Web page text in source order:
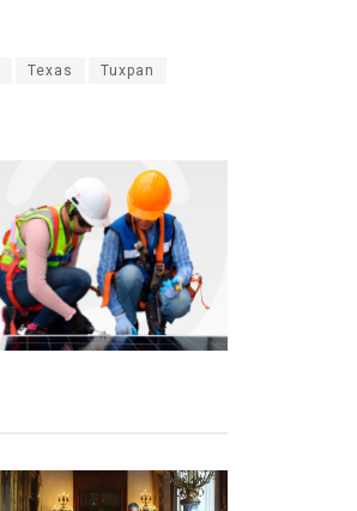
Texas Tuxpan